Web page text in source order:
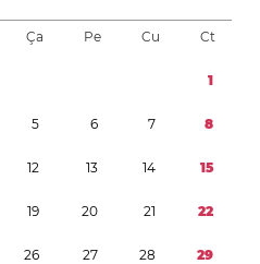
Ça Pe Cu Ct
1
5 6 7 8
12 13 14 15
19 20 21 22
26 27 28 29